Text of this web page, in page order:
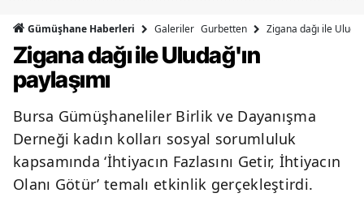
Bingöl
Bolu
Bursa
Gümüşhane Haberleri Galeriler Gurbetten Zigana dağı ile
Zigana dağı ile Uludağ'ın
paylaşımı
Bursa Gümüşhaneliler Birlik ve Dayanışma
Derneği kadın kolları sosyal sorumluluk
kapsamında ‘İhtiyacın Fazlasını Getir, İhtiyacın
Olanı Götür’ temalı etkinlik gerçekleştirdi.